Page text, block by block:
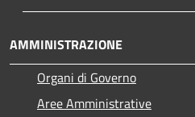
AMMINISTRAZIONE
Organi di Governo
Aree Amministrative